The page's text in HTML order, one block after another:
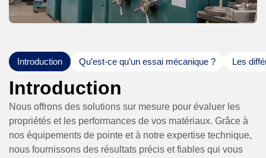
Introduction Qu’est-ce qu’un essai mécanique ? Les
Introduction
Nous offrons des solutions sur mesure pour évaluer les
propriétés et les performances de vos matériaux. Grâce à
nos équipements de pointe et à notre expertise technique,
nous fournissons des résultats précis et fiables qui vous